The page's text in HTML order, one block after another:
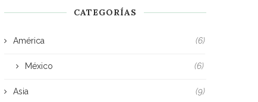
CATEGORÍAS
América (6)
México (6)
Asia (9)